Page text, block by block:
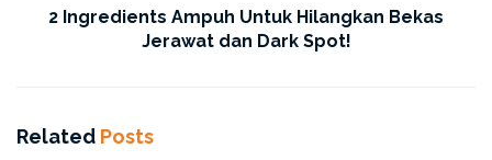
2 Ingredients Ampuh Untuk Hilangkan Bekas
Jerawat dan Dark Spot!
Related Posts